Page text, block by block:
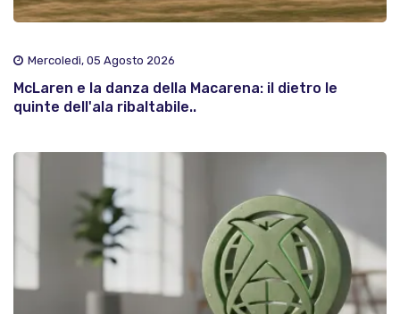
Mercoledì, 05 Agosto 2026
McLaren e la danza della Macarena: il dietro le
quinte dell'ala ribaltabile..